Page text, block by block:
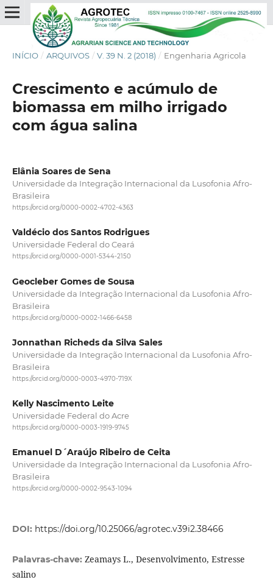
INÍCIO / ARQUIVOS / V. 39 N. 2 (2018) / Engenharia Agricola
Crescimento e acúmulo de
biomassa em milho irrigado
com água salina
Elânia Soares de Sena
Universidade da Integração Internacional da Lusofonia Afro-
Brasileira
https://orcid.org/0000-0002-4702-4363
Valdécio dos Santos Rodrigues
Universidade Federal do Ceará
https://orcid.org/0000-0001-5344-2150
Geocleber Gomes de Sousa
Universidade da Integração Internacional da Lusofonia Afro-
Brasileira
https://orcid.org/0000-0002-1466-6458
Jonnathan Richeds da Silva Sales
Universidade da Integração Internacional da Lusofonia Afro-
Brasileira
https://orcid.org/0000-0003-4970-719X
Kelly Nascimento Leite
Universidade Federal do Acre
https://orcid.org/0000-0003-1919-9745
Emanuel D´Araújo Ribeiro de Ceita
Universidade da Integração Internacional da Lusofonia Afro-
Brasileira
https://orcid.org/0000-0002-9543-1094
DOI: https://doi.org/10.25066/agrotec.v39i2.38466
Palavras-chave: Zeamays L., Desenvolvimento, Estresse
salino